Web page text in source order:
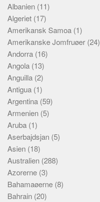
Albanien (11)
Algeriet (17)
Amerikansk Samoa (1)
Amerikanske Jomfruøer (24)
Andorra (16)
Angola (13)
Anguilla (2)
Antigua (1)
Argentina (59)
Armenien (5)
Aruba (1)
Aserbajdsjan (5)
Asien (18)
Australien (288)
Azorerne (3)
Bahamaøerne (8)
Bahrain (20)